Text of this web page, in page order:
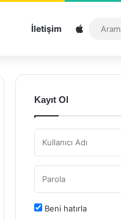
İletişim Sitemap
Kayıt Ol
Beni hatırla